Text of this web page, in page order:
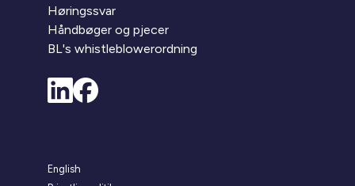
Høringssvar
Håndbøger og pjecer
BL's whistleblowerordning
English